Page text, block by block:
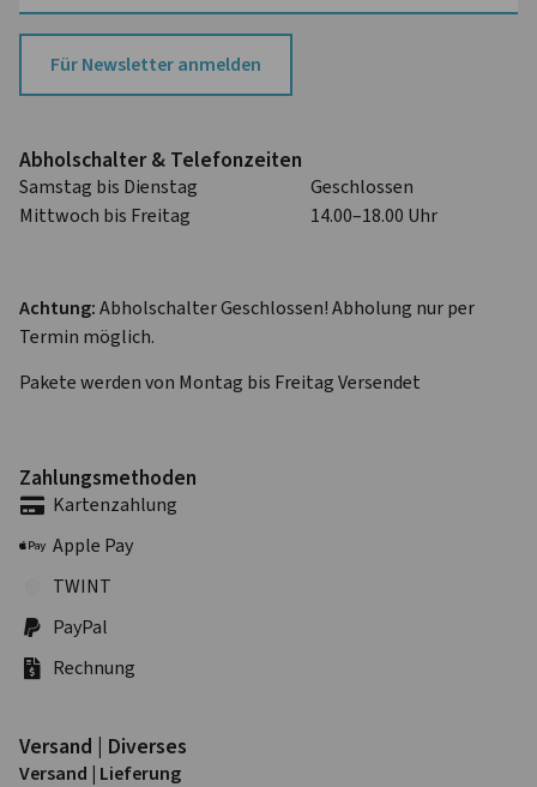
Für Newsletter anmelden
Abhol­schalter & Telefon­zeiten
Samstag bis Dienstag
Geschlossen
Mittwoch bis Freitag
14.00–18.00 Uhr
Achtung:Abholschalter Geschlossen! Abholung nur per
Termin möglich.
Pakete werden von Montag bis Freitag Versendet
Zahlungs­methoden
Karten­zahlung
Apple Pay
TWINT
PayPal
Rechnung
Versand | Diverses
Versand | Lieferung